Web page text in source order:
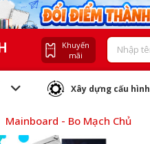
Khuyến
mãi
Xây dựng cấu hình
Mainboard - Bo Mạch Chủ